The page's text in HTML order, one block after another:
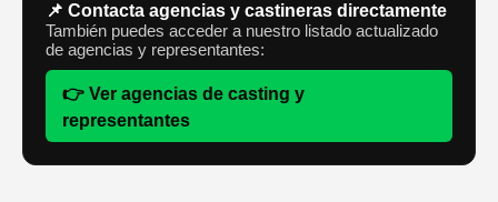
📌 Contacta agencias y castineras directamente
También puedes acceder a nuestro listado actualizado
de agencias y representantes:
👉 Ver agencias de casting y
representantes